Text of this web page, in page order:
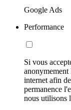
Google Ads
Performance
Si vous
anonymement
internet afin
permanence
nous utilisons